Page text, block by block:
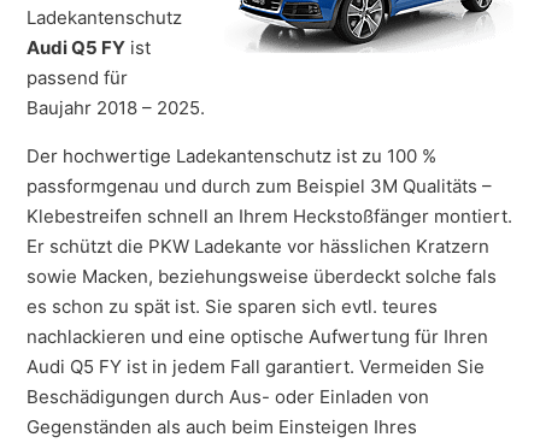
Ladekantenschutz
Audi Q5 FY ist
passend für
Baujahr 2018 – 2025.
Der hochwertige Ladekantenschutz ist zu 100 %
passformgenau und durch zum Beispiel 3M Qualitäts –
Klebestreifen schnell an Ihrem Heckstoßfänger montiert.
Er schützt die PKW Ladekante vor hässlichen Kratzern
sowie Macken, beziehungsweise überdeckt solche fals
es schon zu spät ist. Sie sparen sich evtl. teures
nachlackieren und eine optische Aufwertung für Ihren
Audi Q5 FY ist in jedem Fall garantiert. Vermeiden Sie
Beschädigungen durch Aus- oder Einladen von
Gegenständen als auch beim Einsteigen Ihres